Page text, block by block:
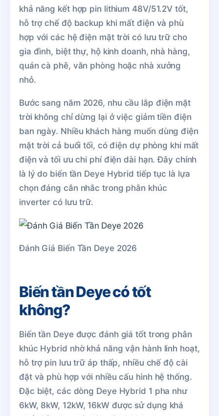
khả năng kết hợp pin lithium 48V/51.2V tốt,
hỗ trợ chế độ backup khi mất điện và phù
hợp với các hệ điện mặt trời có lưu trữ cho
gia đình, biệt thự, hộ kinh doanh, nhà hàng,
quán cà phê, văn phòng hoặc nhà xưởng
nhỏ.
Bước sang năm 2026, nhu cầu lắp điện mặt
trời không chỉ dừng lại ở việc giảm tiền điện
ban ngày. Nhiều khách hàng muốn dùng điện
mặt trời cả buổi tối, có điện dự phòng khi mất
điện và tối ưu chi phí điện dài hạn. Đây chính
là lý do biến tần Deye Hybrid tiếp tục là lựa
chọn đáng cân nhắc trong phân khúc
inverter có lưu trữ.
Đánh Giá Biến Tần Deye 2026
Biến tần Deye có tốt
không?
Biến tần Deye được đánh giá tốt trong phân
khúc Hybrid nhờ khả năng vận hành linh hoạt,
hỗ trợ pin lưu trữ áp thấp, nhiều chế độ cài
đặt và phù hợp với nhiều cấu hình hệ thống.
Đặc biệt, các dòng Deye Hybrid 1 pha như
6kW, 8kW, 12kW, 16kW được sử dụng khá